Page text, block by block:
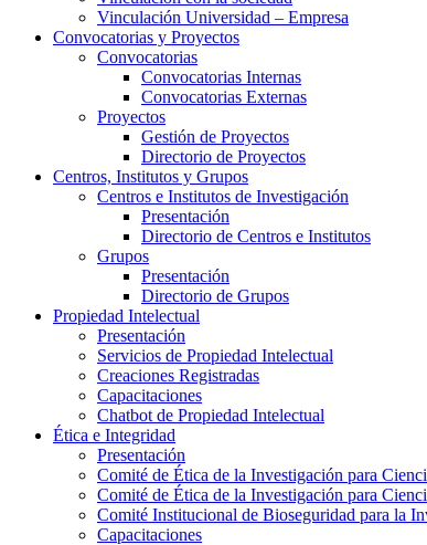
Vinculación Universidad – Empresa
Convocatorias y Proyectos
Convocatorias
Convocatorias Internas
Convocatorias Externas
Proyectos
Gestión de Proyectos
Directorio de Proyectos
Centros, Institutos y Grupos
Centros e Institutos de Investigación
Presentación
Directorio de Centros e Institutos
Grupos
Presentación
Directorio de Grupos
Propiedad Intelectual
Presentación
Servicios de Propiedad Intelectual
Creaciones Registradas
Capacitaciones
Chatbot de Propiedad Intelectual
Ética e Integridad
Presentación
Comité de Ética de la Investigación para
Comité de Ética de la Investigación para
Comité Institucional de Bioseguridad para la
Capacitaciones